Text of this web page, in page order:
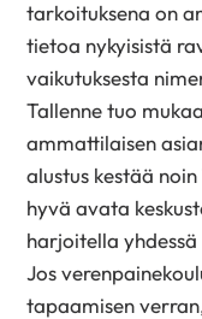
tarkoituksena on
tietoa nykyisistä
vaikutuksesta
Tallenne tuo
ammattilaisen
alustus kestää
hyvä avata
harjoitella
Jos
tapaamisen